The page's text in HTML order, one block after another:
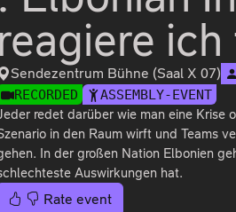
reagiere ich
Sendezentrum Bühne (Saal X 07)
RECORDED ASSEMBLY-EVENT
redet darüber wie man eine Krise
in den Raum wirft und Teams
In der großen Nation Elbonien
Auswirkungen hat.
Rate event